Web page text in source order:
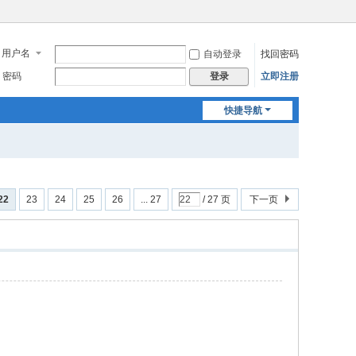
用户名 自动登录
找回密码
密码
登录 立即注册
快捷导航
23 24 25 26 ... 27 / 27 页 下一页